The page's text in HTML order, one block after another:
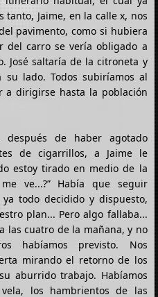
Jaime, en la calle x, nos
pavimento, como si hubiera
del carro se vería obligado a
José saltaría de la citroneta y
su lado. Todos subiríamos al
a dirigirse hasta la población
de haber agotado
de cigarrillos, a Jaime le
estoy tirado en medio de la
ve...?” Había que seguir
todo decidido y dispuesto,
plan... Pero algo fallaba...
las cuatro de la mañana, y no
habíamos previsto. Nos
mirando el retorno de los
aburrido trabajo. Habíamos
los hambrientos de las